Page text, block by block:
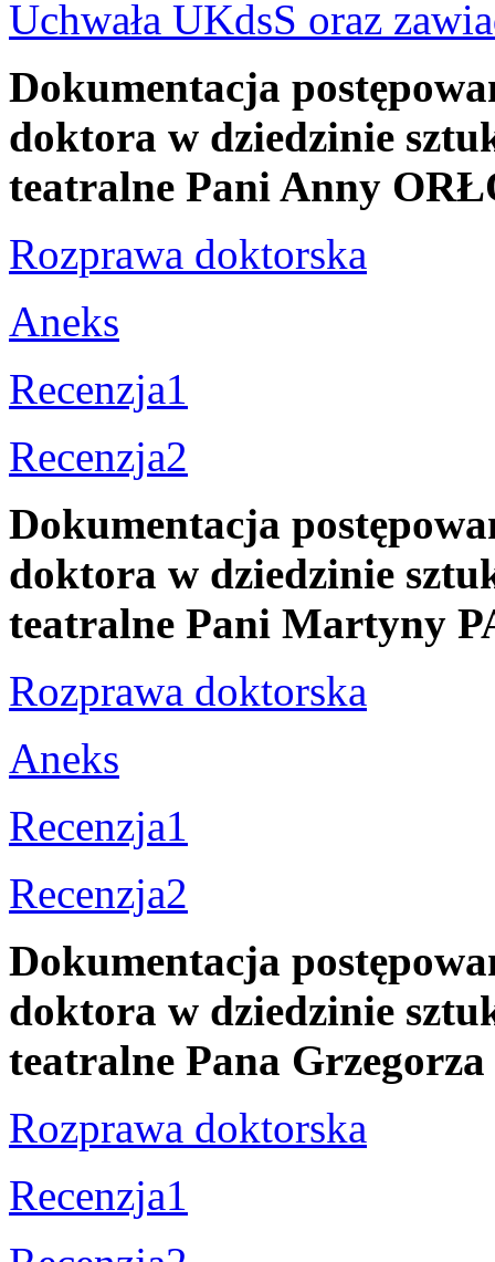
Uchwała UKdsS oraz
Dokumentacja
doktora w dziedzinie
teatralne Pani Anny
Rozprawa doktorska
Aneks
Recenzja1
Recenzja2
Dokumentacja
doktora w dziedzinie
teatralne Pani Martyny
Rozprawa doktorska
Aneks
Recenzja1
Recenzja2
Dokumentacja
doktora w dziedzinie
teatralne Pana
Rozprawa doktorska
Recenzja1